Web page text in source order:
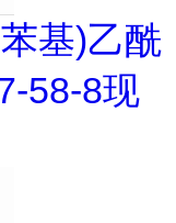
基)乙酰
58-8现